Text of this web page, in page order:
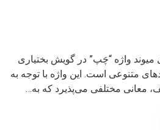
واژه “چَپ” در گویش بختیاری
متنوعی است. این واژه با توجه به
معانی مختلفی می‌پذیرد که به…